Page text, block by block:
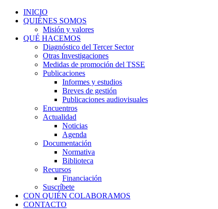
INICIO
QUIÉNES SOMOS
Misión y valores
QUÉ HACEMOS
Diagnóstico del Tercer Sector
Otras Investigaciones
Medidas de promoción del TSSE
Publicaciones
Informes y estudios
Breves de gestión
Publicaciones audiovisuales
Encuentros
Actualidad
Noticias
Agenda
Documentación
Normativa
Biblioteca
Recursos
Financiación
Suscríbete
CON QUIÉN COLABORAMOS
CONTACTO